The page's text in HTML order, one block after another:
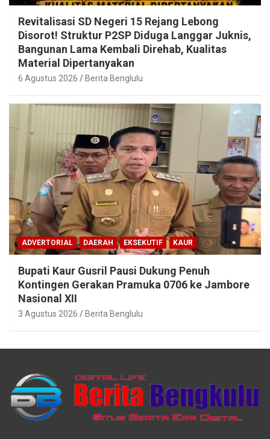
Revitalisasi SD Negeri 15 Rejang Lebong
Disorot! Struktur P2SP Diduga Langgar Juknis,
Bangunan Lama Kembali Direhab, Kualitas
Material Dipertanyakan
6 Agustus 2026 Berita Benglulu
ADVERTORIAL DAERAH EKSEKUTIF KAUR
Bupati Kaur Gusril Pausi Dukung Penuh
Kontingen Gerakan Pramuka 0706 ke Jambore
Nasional XII
3 Agustus 2026 Berita Benglulu